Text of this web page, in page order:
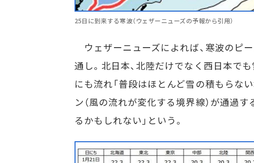
25日に到来する寒波（ウェザーニューズの予報から引用）
ウェザーニューズによれば、寒波のピ
通し。北日本、北陸だけでなく西日本で
にも流れ「普段はほとんど雪の積もらな
ン（風の流れが変化する境界線）が通過
るかもしれない」という。